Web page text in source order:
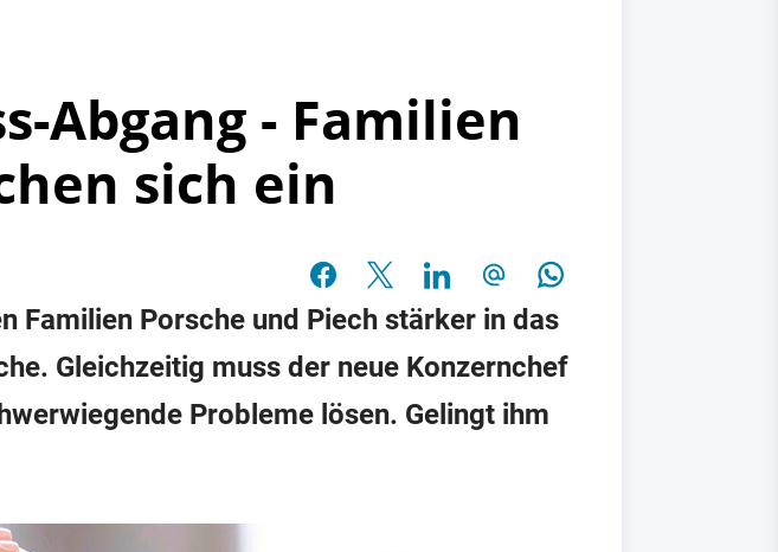
Abgang - Familien
sich ein
Familien Porsche und Piech stärker in das
Gleichzeitig muss der neue Konzernchef
Probleme lösen. Gelingt ihm